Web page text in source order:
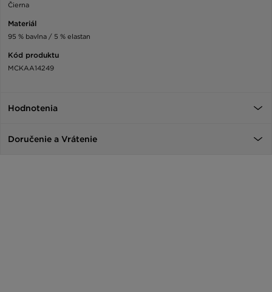
Čierna
Materiál
95 % bavlna / 5 % elastan
Kód produktu
MCKAA14249
Hodnotenia
Doručenie a Vrátenie